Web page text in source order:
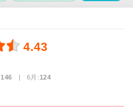
4.43
146 | 6月:124